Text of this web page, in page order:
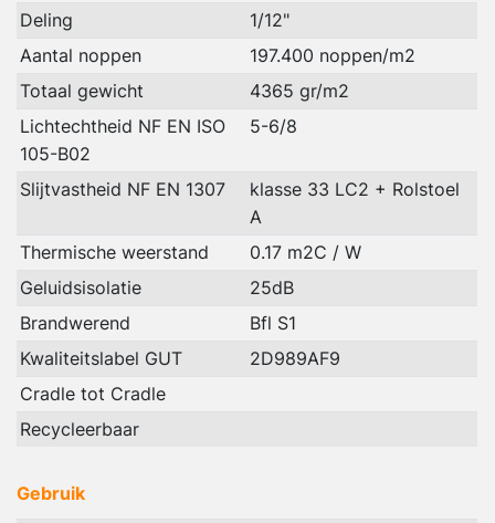
Deling
1/12"
Aantal noppen
197.400 noppen/m2
Totaal gewicht
4365 gr/m2
Lichtechtheid NF EN ISO
105-B02
5-6/8
Slijtvastheid NF EN 1307
klasse 33 LC2 + Rolstoel
A
Thermische weerstand
0.17 m2C / W
Geluidsisolatie
25dB
Brandwerend
Bfl S1
Kwaliteitslabel GUT
2D989AF9
Cradle tot Cradle
Recycleerbaar
Gebruik